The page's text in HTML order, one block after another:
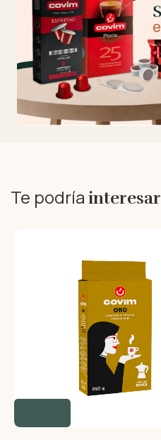
Te podría interesar